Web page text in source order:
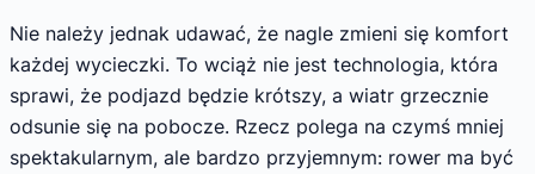
Nie należy jednak udawać, że nagle zmieni się komfort
każdej wycieczki. To wciąż nie jest technologia, która
sprawi, że podjazd będzie krótszy, a wiatr grzecznie
odsunie się na pobocze. Rzecz polega na czymś mniej
spektakularnym, ale bardzo przyjemnym: rower ma być